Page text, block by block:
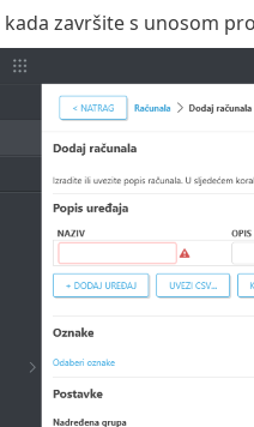
kada završite s unosom